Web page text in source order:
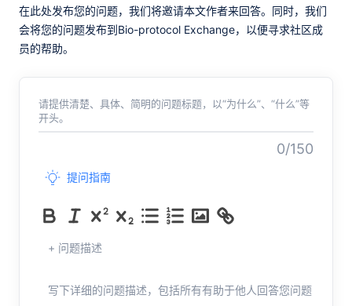
在此处发布您的问题，我们将邀请本文作者来回答。同时，我们
会将您的问题发布到Bio-protocol Exchange，以便寻求社区成
员的帮助。
请提供清楚、具体、简明的问题标题，以“为什么”、“什么”等
开头。
0/150
提问指南
+ 问题描述
写下详细的问题描述，包括所有有助于他人回答您问题